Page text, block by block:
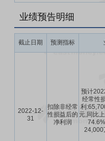
业绩预告明细
截止日期 预测指标
2022-12-
31
扣除非经常
性损益后的
净利润
预计
经常性
利
元,同比
24,000